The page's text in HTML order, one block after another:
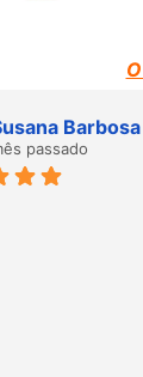
Barbosa
passado